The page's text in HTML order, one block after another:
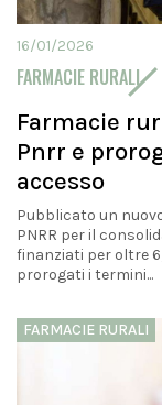
16/01/2026
FARMACIE RURALI
Farmacie
Pnrr e
accesso
Pubblicato un
PNRR per il
finanziati per oltre
prorogati i termini...
FARMACIE RURALI